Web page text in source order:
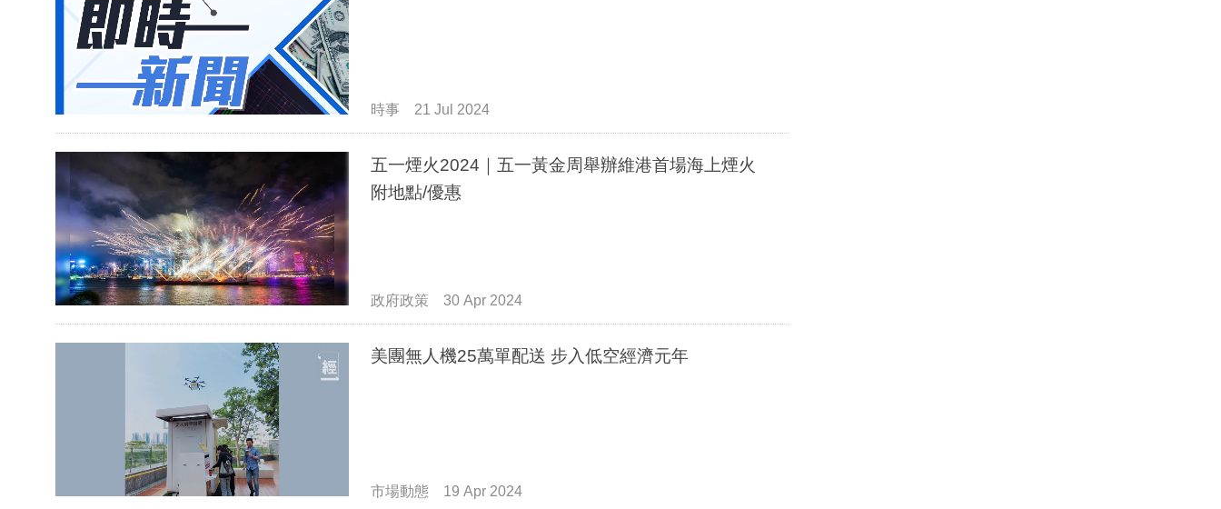
時事 21 Jul 2024
五一煙火2024｜五一黃金周舉辦維港首場海上煙火
附地點/優惠
政府政策 30 Apr 2024
美團無人機25萬單配送 步入低空經濟元年
市場動態 19 Apr 2024